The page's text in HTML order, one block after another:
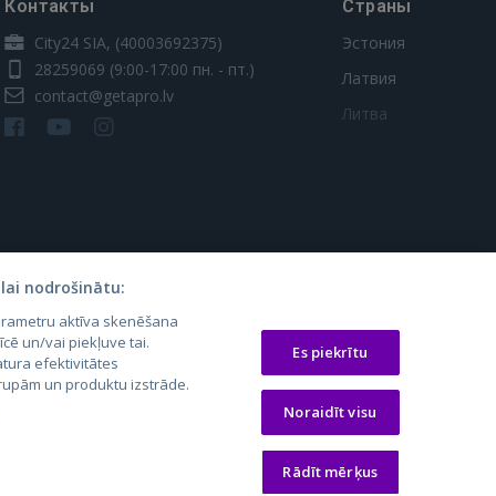
Контакты
City24 SIA, (40003692375)
28259069 (9:00-17:00 пн. - пт.)
contact@getapro.lv
Страны
Эстония
Латвия
Литва
auto24.ee
KV.ee
Osta.ee
KuldneBörs.ee
nodrošinātu:
aktīva skenēšana
un/vai piekļuve tai.
efektivitātes
un produktu izstrāde.
Es piekrītu
Noraidīt visu
Rādīt mērķus